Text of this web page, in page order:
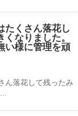
たくさん落花し
なりました。
い様に管理を頑
ん落花して残ったみ